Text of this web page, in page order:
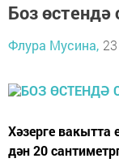
Боз өстендә
Флура Мусина,
Хәзерге
дән 20